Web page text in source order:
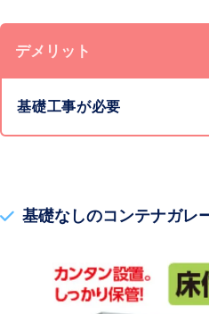
デメリット
基礎工事が必要
基礎なしのコンテナガレ